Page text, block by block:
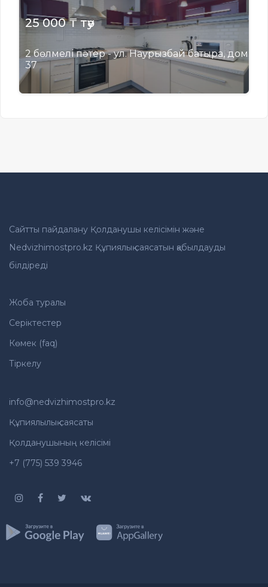
25 000 ₸ тәу
2 бөлмелі пәтер - ул. Наурызбай батыра, дом
37
Сайтты пайдалану Қолданушы келісімін және
Nedvizhimostpro.kz Құпиялық саясатын қабылдауды
білдіреді
Жоба туралы
Серіктестер
Көмек (faq)
Тіркелу
info@nedvizhimostpro.kz
Құпиялылық саясаты
Қолданушының келісімі
+7 (775) 539 3946